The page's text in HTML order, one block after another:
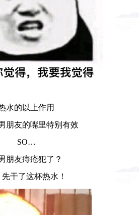
水的以上作用
朋友的嘴里特别有效
SO…
朋友痔疮犯了？
干了这杯热水！